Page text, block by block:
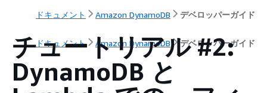
ドキュメント Amazon DynamoDB デベロッパーガイド
ドキュメント Amazon DynamoDB デベロッパーガイド
チュートリアル #2:
DynamoDB と